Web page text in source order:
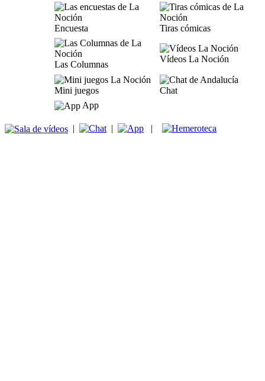
Encuesta Tiras cómicas
Las Columnas
Vídeos La Noción
Mini juegos
Chat
App
| | |